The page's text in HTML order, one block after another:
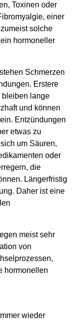
Toxinen oder
einer
solche
hormoneller
Schmerzen
Erstere
bleiben lange
und können
Entzündungen
etwas zu
um Säuren,
oder
die
Längerfristig
Daher ist eine
meist sehr
von
hormonellen
wieder